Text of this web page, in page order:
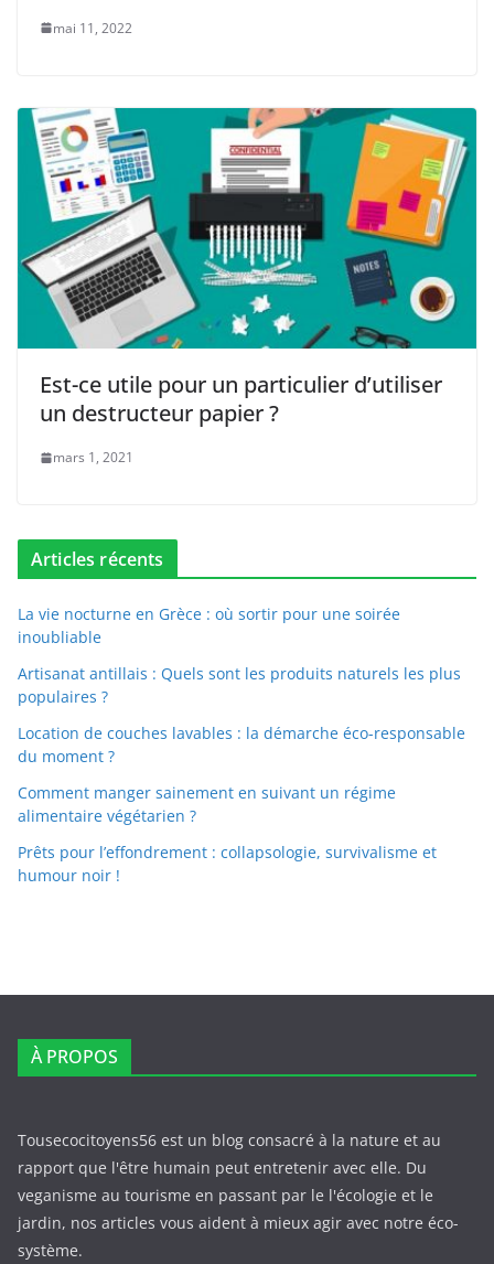
mai 11, 2022
Est-ce utile pour un particulier d’utiliser
un destructeur papier ?
mars 1, 2021
Articles récents
La vie nocturne en Grèce : où sortir pour une soirée
inoubliable
Artisanat antillais : Quels sont les produits naturels les plus
populaires ?
Location de couches lavables : la démarche éco-responsable
du moment ?
Comment manger sainement en suivant un régime
alimentaire végétarien ?
Prêts pour l’effondrement : collapsologie, survivalisme et
humour noir !
À PROPOS
Tousecocitoyens56 est un blog consacré à la nature et au
rapport que l'être humain peut entretenir avec elle. Du
veganisme au tourisme en passant par le l'écologie et le
jardin, nos articles vous aident à mieux agir avec notre éco-
système.